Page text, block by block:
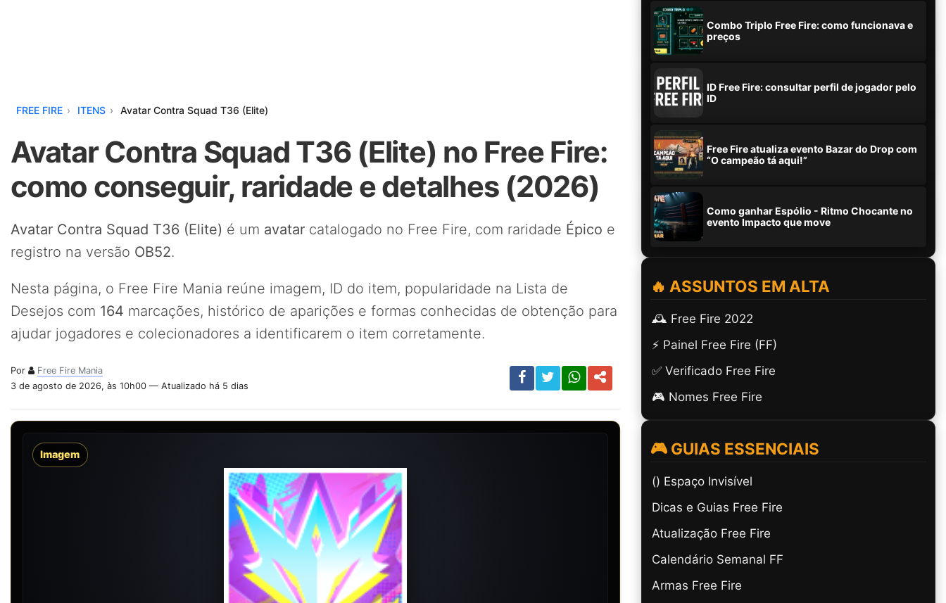
FREE FIRE ITENS Avatar Contra Squad T36 (Elite)
Avatar Contra Squad T36 (Elite) no Free Fire:
como conseguir, raridade e detalhes (2026)
Avatar Contra Squad T36 (Elite) é um avatar catalogado no Free Fire, com raridade Épico e
registro na versão OB52.
Nesta página, o Free Fire Mania reúne imagem, ID do item, popularidade na Lista de
Desejos com 164 marcações, histórico de aparições e formas conhecidas de obtenção para
ajudar jogadores e colecionadores a identificarem o item corretamente.
Por
Free Fire Mania
3 de agosto de 2026, às 10h00 — Atualizado há 5 dias
Imagem
Combo Triplo Free Fire: como funcionava e
preços
ID Free Fire: consultar perfil de jogador pelo
ID
Free Fire atualiza evento Bazar do Drop com
“O campeão tá aqui!”
Como ganhar Espólio - Ritmo Chocante no
evento Impacto que move
🔥 ASSUNTOS EM ALTA
🕰️ Free Fire 2022
⚡ Painel Free Fire (FF)
✅ Verificado Free Fire
🎮 Nomes Free Fire
🎮 GUIAS ESSENCIAIS
(ㅤ) Espaço Invisível
Dicas e Guias Free Fire
Atualização Free Fire
Calendário Semanal FF
Armas Free Fire